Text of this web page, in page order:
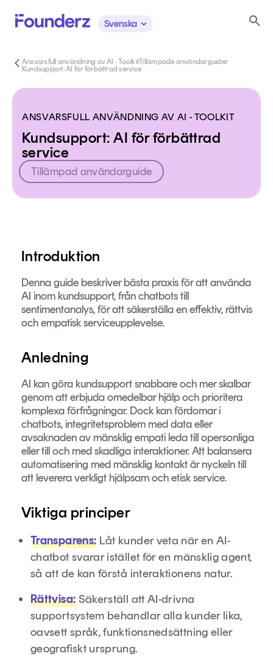
Svenska
Ansvarsfull användning av AI - ToolkitTillämpade användarguider
Kundsupport: AI för förbättrad service
ANSVARSFULL ANVÄNDNING AV AI - TOOLKIT
Kundsupport: AI för förbättrad
service
Tillämpad användarguide
Introduktion
Denna guide beskriver bästa praxis för att använda
AI inom kundsupport, från chatbots till
sentimentanalys, för att säkerställa en effektiv, rättvis
och empatisk serviceupplevelse.
Anledning
AI kan göra kundsupport snabbare och mer skalbar
genom att erbjuda omedelbar hjälp och prioritera
komplexa förfrågningar. Dock kan fördomar i
chatbots, integritetsproblem med data eller
avsaknaden av mänsklig empati leda till opersonliga
eller till och med skadliga interaktioner. Att balansera
automatisering med mänsklig kontakt är nyckeln till
att leverera verkligt hjälpsam och etisk service.
Viktiga principer
Transparens: Låt kunder veta när en AI-
chatbot svarar istället för en mänsklig agent,
så att de kan förstå interaktionens natur.
Rättvisa: Säkerställ att AI-drivna
supportsystem behandlar alla kunder lika,
oavsett språk, funktionsnedsättning eller
geografiskt ursprung.